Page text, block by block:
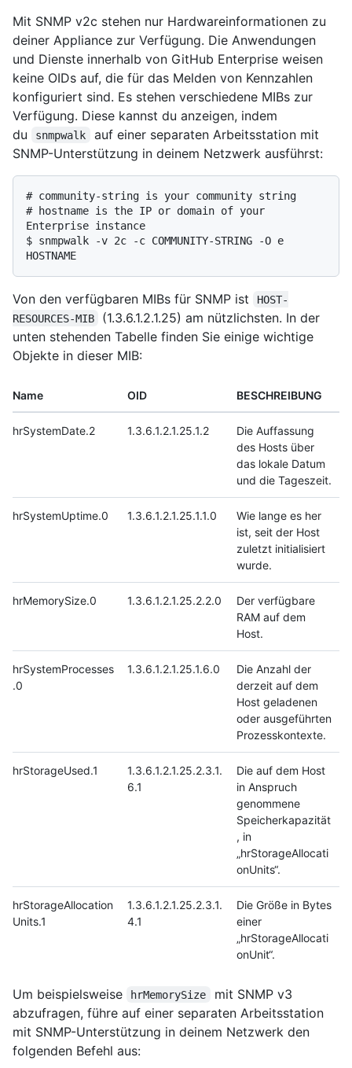
Mit SNMP v2c stehen nur Hardwareinformationen zu
deiner Appliance zur Verfügung. Die Anwendungen
und Dienste innerhalb von GitHub Enterprise weisen
keine OIDs auf, die für das Melden von Kennzahlen
konfiguriert sind. Es stehen verschiedene MIBs zur
Verfügung. Diese kannst du anzeigen, indem
du
snmpwalk
auf einer separaten Arbeitsstation mit
SNMP-Unterstützung in deinem Netzwerk ausführst:
# community-string is your community string
# hostname is the IP or domain of your
Enterprise instance
$ snmpwalk -v 2c -c COMMUNITY-STRING -O e
HOSTNAME
Von den verfügbaren MIBs für SNMP ist
HOST-
RESOURCES-MIB
(1.3.6.1.2.1.25) am nützlichsten. In der
unten stehenden Tabelle finden Sie einige wichtige
Objekte in dieser MIB:
Name OID BESCHREIBUNG
hrSystemDate.2 1.3.6.1.2.1.25.1.2
Die Auffassung
des Hosts über
das lokale Datum
und die Tageszeit.
hrSystemUptime.0 1.3.6.1.2.1.25.1.1.0
Wie lange es her
ist, seit der Host
zuletzt initialisiert
wurde.
hrMemorySize.0 1.3.6.1.2.1.25.2.2.0
Der verfügbare
RAM auf dem
Host.
hrSystemProcesses
.0
1.3.6.1.2.1.25.1.6.0
Die Anzahl der
derzeit auf dem
Host geladenen
oder ausgeführten
Prozesskontexte.
hrStorageUsed.1
1.3.6.1.2.1.25.2.3.1.
6.1
Die auf dem Host
in Anspruch
genommene
Speicherkapazität
, in
„hrStorageAllocati
onUnits“.
hrStorageAllocation
Units.1
1.3.6.1.2.1.25.2.3.1.
4.1
Die Größe in Bytes
einer
„hrStorageAllocati
onUnit“.
Um beispielsweise hrMemorySize
mit SNMP v3
abzufragen, führe auf einer separaten Arbeitsstation
mit SNMP-Unterstützung in deinem Netzwerk den
folgenden Befehl aus: